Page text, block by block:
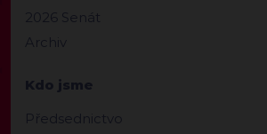
2026 Senát
Archiv
Kdo jsme
Předsednictvo